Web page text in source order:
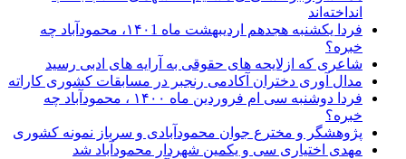
انداخته‌اند
فردا یکشنبه هجدهم اردیبهشت ماه ۱۴۰1، محمودآباد چه
خبره؟
شاعری که ازلایحه های حقوقی به آرایه های ادبی رسید
مدال آوری دختران آکادمی رنجبر در مسابقات کشوری کاراته
فردا دوشنبه سی ام فروردین ماه ۱۴۰۰ ، محمودآباد چه
خبره؟
پژوهشگر و مخترع جوان محمودآبادی و سرباز نمونه کشوری
مهدی اختیاری سی و یکمین شهردار محمودآباد شد